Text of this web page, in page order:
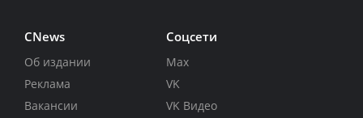
CNews
Об издании
Реклама
Вакансии
Соцсети
Max
VK
VK Видео